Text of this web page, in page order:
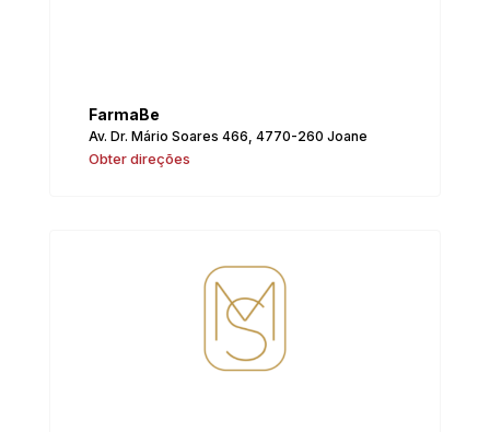
FarmaBe
Av. Dr. Mário Soares 466, 4770-260 Joane
Obter direções